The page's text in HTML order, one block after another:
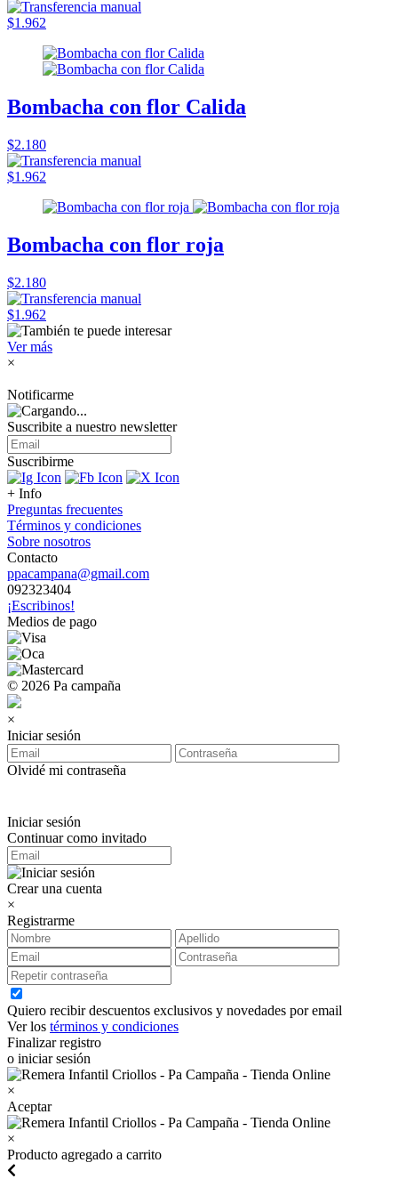
$1.962
Bombacha con flor Calida
$2.180
$1.962
Bombacha con flor roja
$2.180
$1.962
Ver más
×
Notificarme
Suscribite a nuestro newsletter
Suscribirme
+ Info
Preguntas frecuentes
Términos y condiciones
Sobre nosotros
Contacto
ppacampana@gmail.com
092323404
¡Escribinos!
Medios de pago
© 2026 Pa campaña
×
Iniciar sesión
Olvidé mi contraseña
Iniciar sesión
Continuar como invitado
Crear una cuenta
×
Registrarme
Quiero recibir descuentos exclusivos y novedades por email
Ver los términos y condiciones
Finalizar registro
o iniciar sesión
×
Aceptar
×
Producto agregado a carrito